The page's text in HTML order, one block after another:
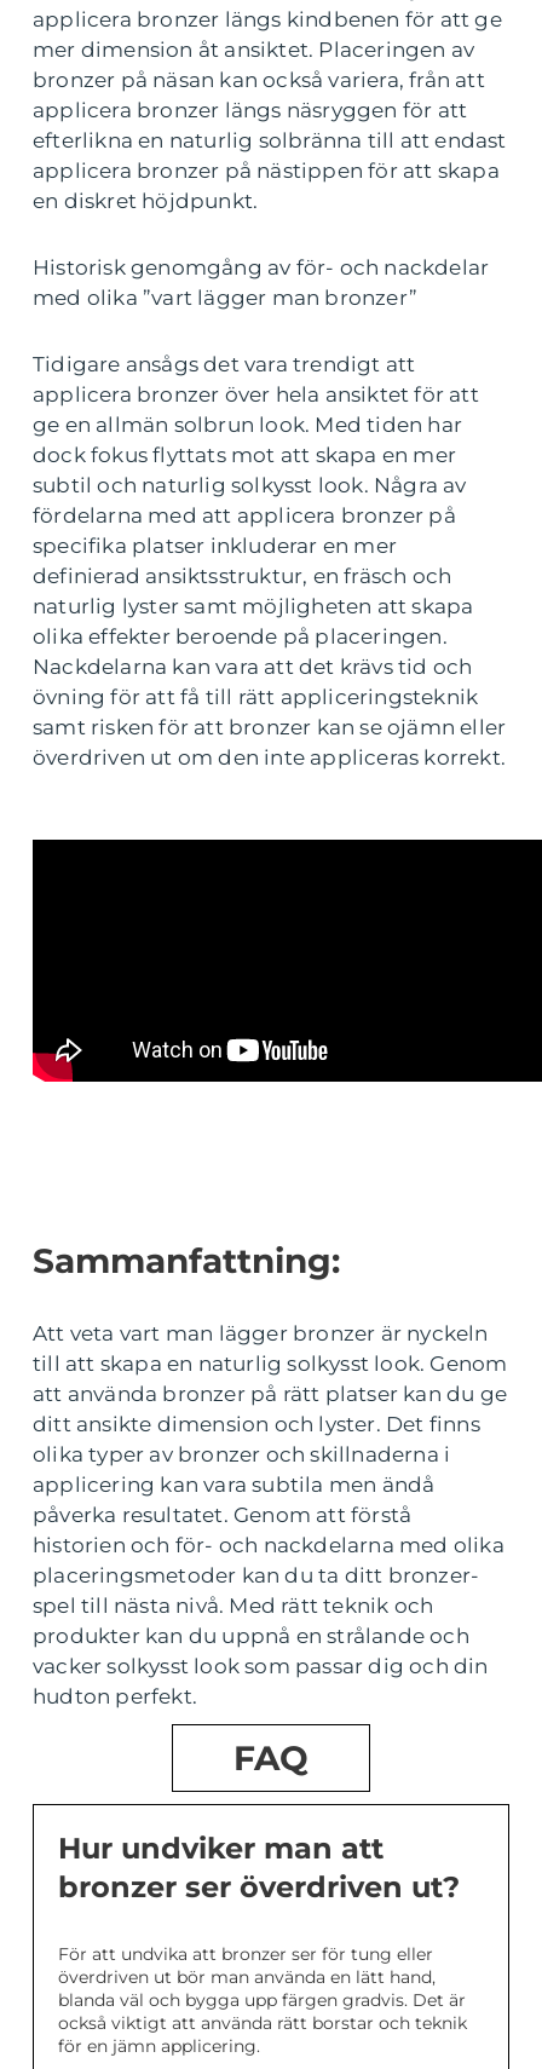
applicera bronzer längs kindbenen för att ge
mer dimension åt ansiktet. Placeringen av
bronzer på näsan kan också variera, från att
applicera bronzer längs näsryggen för att
efterlikna en naturlig solbränna till att endast
applicera bronzer på nästippen för att skapa
en diskret höjdpunkt.
Historisk genomgång av för- och nackdelar
med olika ”vart lägger man bronzer”
Tidigare ansågs det vara trendigt att
applicera bronzer över hela ansiktet för att
ge en allmän solbrun look. Med tiden har
dock fokus flyttats mot att skapa en mer
subtil och naturlig solkysst look. Några av
fördelarna med att applicera bronzer på
specifika platser inkluderar en mer
definierad ansiktsstruktur, en fräsch och
naturlig lyster samt möjligheten att skapa
olika effekter beroende på placeringen.
Nackdelarna kan vara att det krävs tid och
övning för att få till rätt appliceringsteknik
samt risken för att bronzer kan se ojämn eller
överdriven ut om den inte appliceras korrekt.
Sammanfattning:
Att veta vart man lägger bronzer är nyckeln
till att skapa en naturlig solkysst look. Genom
att använda bronzer på rätt platser kan du ge
ditt ansikte dimension och lyster. Det finns
olika typer av bronzer och skillnaderna i
applicering kan vara subtila men ändå
påverka resultatet. Genom att förstå
historien och för- och nackdelarna med olika
placeringsmetoder kan du ta ditt bronzer-
spel till nästa nivå. Med rätt teknik och
produkter kan du uppnå en strålande och
vacker solkysst look som passar dig och din
hudton perfekt.
FAQ
Hur undviker man att
bronzer ser överdriven ut?
För att undvika att bronzer ser för tung eller
överdriven ut bör man använda en lätt hand,
blanda väl och bygga upp färgen gradvis. Det är
också viktigt att använda rätt borstar och teknik
för en jämn applicering.